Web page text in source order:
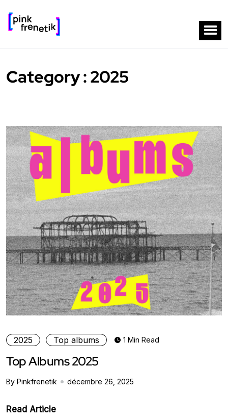
Category : 2025
2025 Top albums 1 Min Read
Top Albums 2025
By Pinkfrenetik décembre 26, 2025
Read Article